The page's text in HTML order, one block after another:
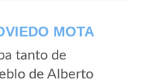
MOTA
tanto de
de Alberto